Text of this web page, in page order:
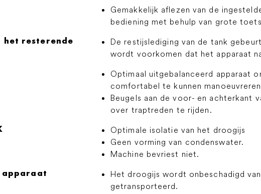
Gemakkelijk aflezen van de
bediening met behulp van grote
het resterende
De restijslediging van de tank
wordt voorkomen dat het apparaat
Optimaal uitgebalanceerd apparaat
comfortabel te kunnen
Beugels aan de voor- en achterkant
over traptreden te rijden.
Optimale isolatie van het droogijs
Geen vorming van condenswater.
Machine bevriest niet.
Het droogijs wordt onbeschadigd
getransporteerd.